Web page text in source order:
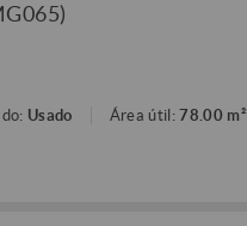
Usado Área útil:78.00 m²